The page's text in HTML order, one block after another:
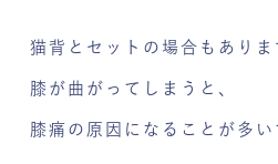
猫背とセットの場合もありま
膝が曲がってしまうと、
膝痛の原因になることが多い